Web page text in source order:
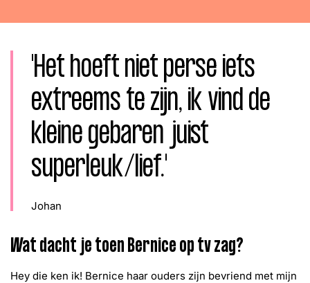
Word lid
Facebook
Instagram
Uitzendingen
'Het hoeft niet perse iets
extreems te zijn, ik vind de
kleine gebaren juist
superleuk/lief.'
Johan
Wat dacht je toen Bernice op tv zag?
Hey die ken ik! Bernice haar ouders zijn bevriend met mijn